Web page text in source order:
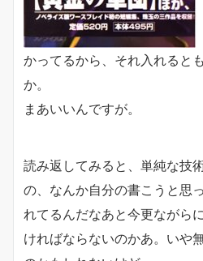
かってるから、それ入れると
か。
まあいいんですが。
読み返してみると、単純な技
の、なんか自分の書こうと思
れてるんだなあと今更ながら
ければならないのかあ。いや